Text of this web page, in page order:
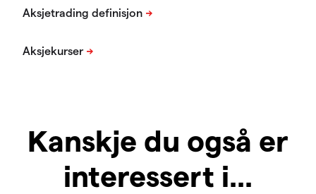
Kanskje du også er
interessert i...